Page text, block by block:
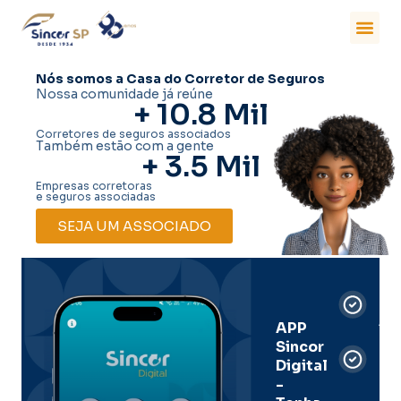
Nós somos a Casa do Corretor de Seguros
Nossa comunidade já reúne
+ 10.8 Mil
Corretores de seguros associados
Também estão com a gente
+ 3.5 Mil
Empresas corretoras
e seguros associadas
SEJA UM ASSOCIADO
APP
Sincor
Digital
-